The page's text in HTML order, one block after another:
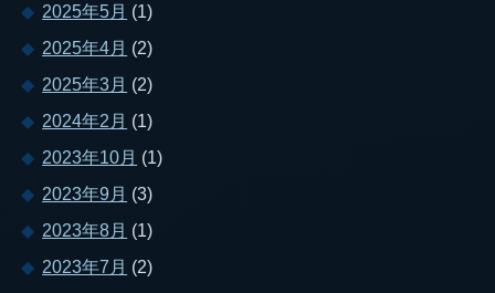
2025年5月 (1)
2025年4月 (2)
2025年3月 (2)
2024年2月 (1)
2023年10月 (1)
2023年9月 (3)
2023年8月 (1)
2023年7月 (2)